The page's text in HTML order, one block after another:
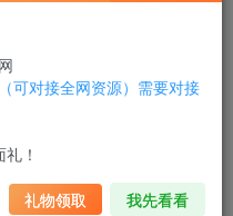
可对接全网资源）需要对接
！
礼物领取 我先看看